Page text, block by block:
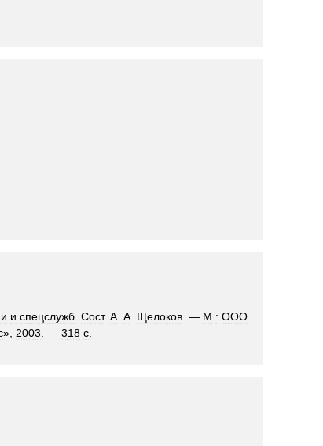
и спецслужб Сост. А А Щелоков . — М : ООО
», 2003 . — 318 с